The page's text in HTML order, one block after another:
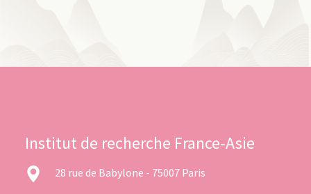
Institut de recherche France-Asie
28 rue de Babylone - 75007 Paris